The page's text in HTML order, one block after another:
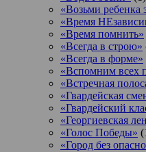
«Возьми ребенка
«Время
«Время помнить»
«Всегда в строю»
«Всегда в форме»
«Вспомним всех
«Встречная
«Гвардейская
«Гвардейский
«Георгиевская
«Голос Победы»
«Город без